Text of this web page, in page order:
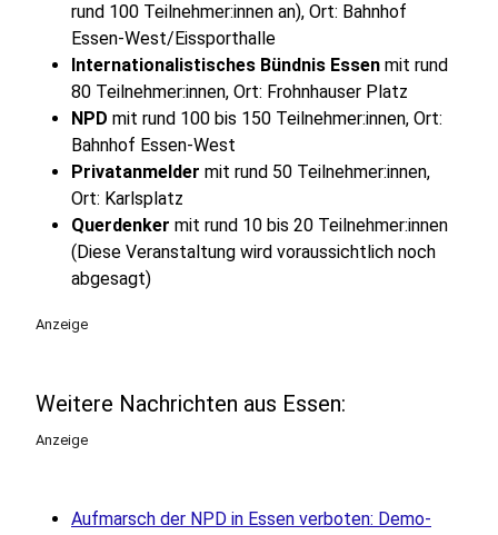
rund 100 Teilnehmer:innen an), Ort: Bahnhof
Essen-West/Eissporthalle
Internationalistisches Bündnis Essen mit rund
80 Teilnehmer:innen, Ort: Frohnhauser Platz
NPD mit rund 100 bis 150 Teilnehmer:innen, Ort:
Bahnhof Essen-West
Privatanmelder mit rund 50 Teilnehmer:innen,
Ort: Karlsplatz
Querdenker mit rund 10 bis 20 Teilnehmer:innen
(Diese Veranstaltung wird voraussichtlich noch
abgesagt)
Anzeige
Weitere Nachrichten aus Essen:
Anzeige
Aufmarsch der NPD in Essen verboten: Demo-